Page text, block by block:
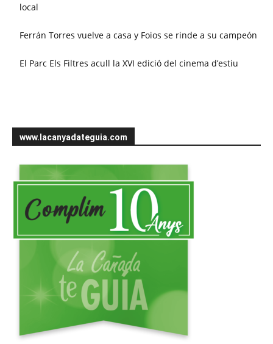
local
Ferrán Torres vuelve a casa y Foios se rinde a su campeón
El Parc Els Filtres acull la XVI edició del cinema d’estiu
www.lacanyadateguia.com